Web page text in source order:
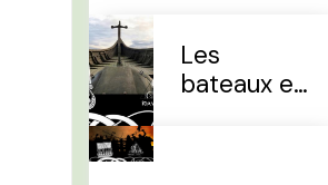
Les
bateaux et